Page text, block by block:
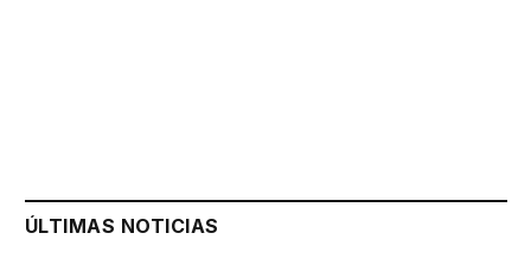
ÚLTIMAS NOTICIAS